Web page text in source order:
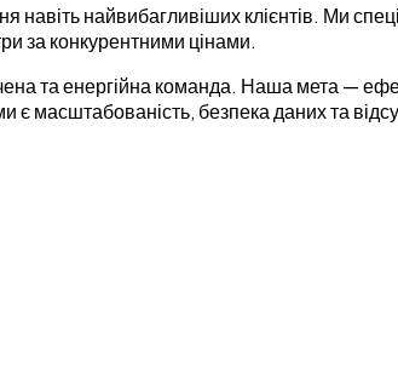
найвибагливіших клієнтів. Ми
за конкурентними цінами.
та енергійна команда. Наша мета —
масштабованість, безпека даних та